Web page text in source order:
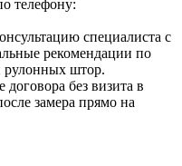
телефону:
специалиста с
рекомендации по
рулонных штор.
без визита в
замера прямо на